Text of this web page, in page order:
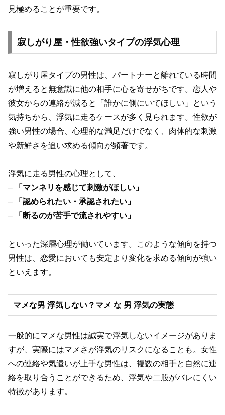
見極めることが重要です。
寂しがり屋・性欲強いタイプの浮気心理
寂しがり屋タイプの男性は、パートナーと離れている時間
が増えると無意識に他の相手に心を寄せがちです。恋人や
彼女からの連絡が減ると「誰かに側にいてほしい」という
気持ちから、浮気に走るケースが多く見られます。性欲が
強い男性の場合、心理的な満足だけでなく、肉体的な刺激
や新鮮さを追い求める傾向が顕著です。
浮気に走る男性の心理として、
–
「マンネリを感じて刺激がほしい」
–
「認められたい・承認されたい」
–
「断るのが苦手で流されやすい」
といった深層心理が働いています。このような傾向を持つ
男性は、恋愛においても安定より変化を求める傾向が強い
といえます。
マメな男 浮気しない？マメ な 男 浮気の実態
一般的にマメな男性は誠実で浮気しないイメージがありま
すが、実際にはマメさが浮気のリスクになることも。女性
への連絡や気遣いが上手な男性は、複数の相手と自然に連
絡を取り合うことができるため、浮気や二股がバレにくい
特徴があります。